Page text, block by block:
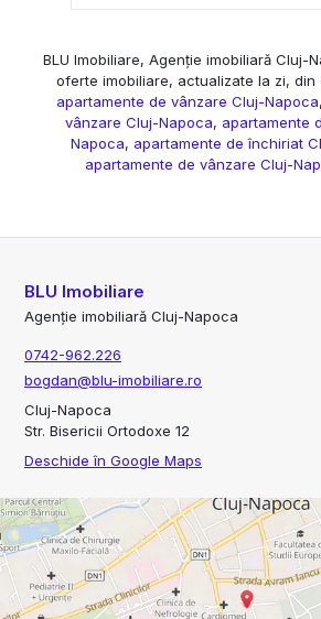
BLU Imobiliare, Agenție imobiliară Cluj-
oferte imobiliare, actualizate la zi,
apartamente de vânzare Cluj-Napoca,
vânzare Cluj-Napoca, apartamente
Napoca, apartamente de închiriat
apartamente de vânzare Cluj-
BLU Imobiliare
Agenție imobiliară Cluj-Napoca
0742-962.226
bogdan@blu-imobiliare.ro
Cluj-Napoca
Str. Bisericii Ortodoxe 12
Deschide în Google Maps